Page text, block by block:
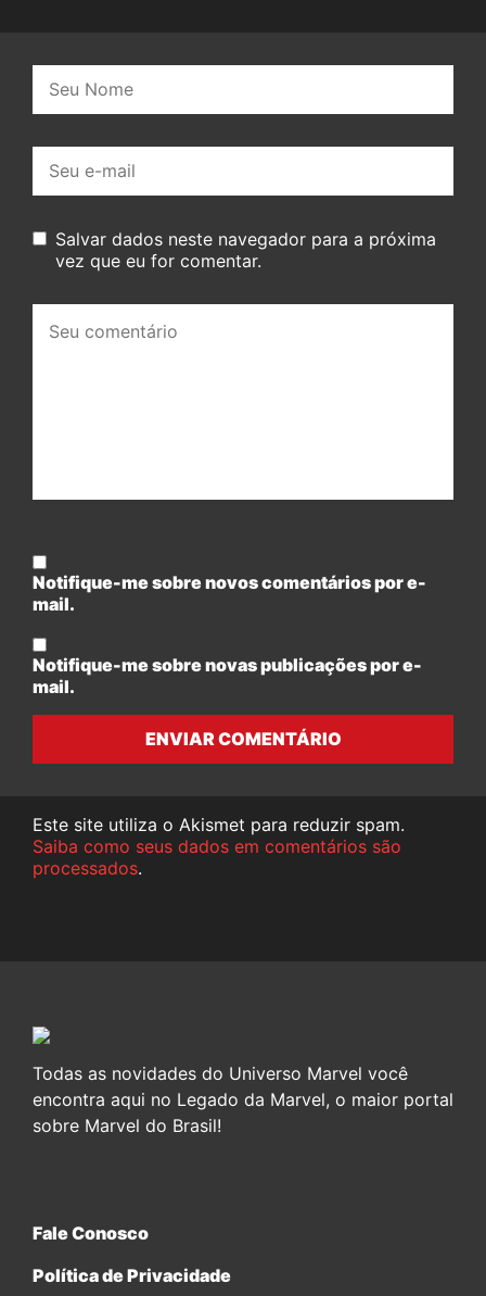
mail:
Salvar dados neste navegador para a próxima
vez que eu for comentar.
comentário:
Notifique-me sobre novos comentários por e-
mail.
Notifique-me sobre novas publicações por e-
mail.
ENVIAR COMENTÁRIO
Este site utiliza o Akismet para reduzir spam.
Saiba como seus dados em comentários são
processados.
Todas as novidades do Universo Marvel você
encontra aqui no Legado da Marvel, o maior portal
sobre Marvel do Brasil!
Fale Conosco
Política de Privacidade